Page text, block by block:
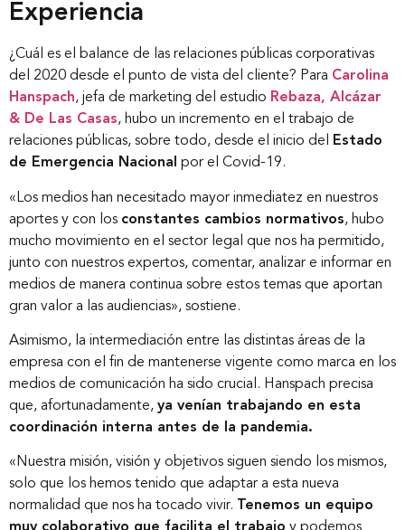
Inicio
Nosotros
Experiencia
¿Cuál es el balance de las relaciones públicas corporativas
del 2020 desde el punto de vista del cliente? Para Carolina
Hanspach, jefa de marketing del estudio Rebaza, Alcázar
& De Las Casas, hubo un incremento en el trabajo de
relaciones públicas, sobre todo, desde el inicio del
Estado
de Emergencia Nacional por el Covid-19.
«Los medios han necesitado mayor inmediatez en nuestros
aportes y con los constantes cambios normativos, hubo
mucho movimiento en el sector legal que nos ha permitido,
junto con nuestros expertos, comentar, analizar e informar en
medios de manera continua sobre estos temas que aportan
gran valor a las audiencias», sostiene.
Asimismo, la intermediación entre las distintas áreas de la
empresa con el fin de mantenerse vigente como marca en los
medios de comunicación ha sido crucial. Hanspach precisa
que, afortunadamente, ya venían trabajando en esta
coordinación interna antes de la pandemia.
«Nuestra misión, visión y objetivos siguen siendo los mismos,
solo que los hemos tenido que adaptar a esta nueva
normalidad que nos ha tocado vivir. Tenemos un equipo